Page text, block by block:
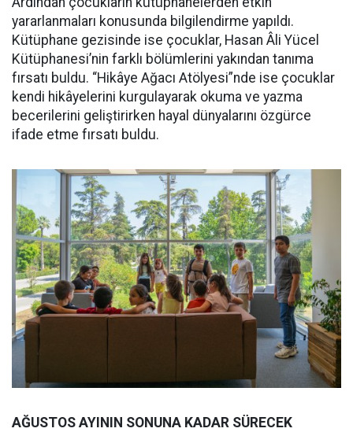
yararlanmaları konusunda bilgilendirme yapıldı.
Kütüphane gezisinde ise çocuklar, Hasan Âli Yücel
Kütüphanesi’nin farklı bölümlerini yakından tanıma
fırsatı buldu. “Hikâye Ağacı Atölyesi”nde ise çocuklar
kendi hikâyelerini kurgulayarak okuma ve yazma
becerilerini geliştirirken hayal dünyalarını özgürce
ifade etme fırsatı buldu.
AĞUSTOS AYININ SONUNA KADAR SÜRECEK